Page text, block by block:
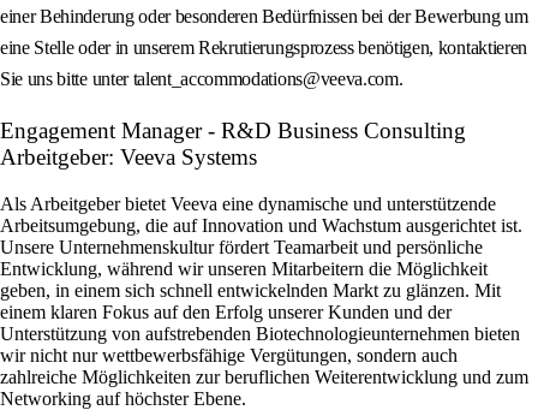
einer Behinderung oder besonderen Bedürfnissen bei der Bewerbung um
eine Stelle oder in unserem Rekrutierungsprozess benötigen, kontaktieren
Sie uns bitte unter talent_accommodations@veeva.com.
Engagement Manager - R&D Business Consulting
Arbeitgeber: Veeva Systems
Als Arbeitgeber bietet Veeva eine dynamische und unterstützende
Arbeitsumgebung, die auf Innovation und Wachstum ausgerichtet ist.
Unsere Unternehmenskultur fördert Teamarbeit und persönliche
Entwicklung, während wir unseren Mitarbeitern die Möglichkeit
geben, in einem sich schnell entwickelnden Markt zu glänzen. Mit
einem klaren Fokus auf den Erfolg unserer Kunden und der
Unterstützung von aufstrebenden Biotechnologieunternehmen bieten
wir nicht nur wettbewerbsfähige Vergütungen, sondern auch
zahlreiche Möglichkeiten zur beruflichen Weiterentwicklung und zum
Networking auf höchster Ebene.